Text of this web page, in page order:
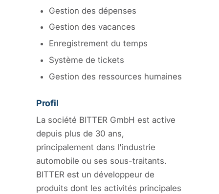
Gestion des dépenses
Gestion des vacances
Enregistrement du temps
Système de tickets
Gestion des ressources humaines
Profil
La société BITTER GmbH est active
depuis plus de 30 ans,
principalement dans l'industrie
automobile ou ses sous-traitants.
BITTER est un développeur de
produits dont les activités principales